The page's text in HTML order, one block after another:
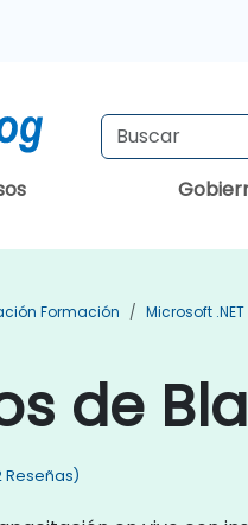
Formación Microsoft
de
Reseñas)